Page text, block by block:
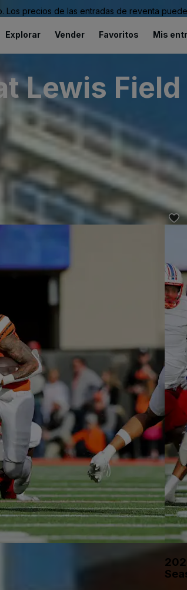
precios de las entradas de reventa
Explorar Vender Favoritos Mis
Lewis Field